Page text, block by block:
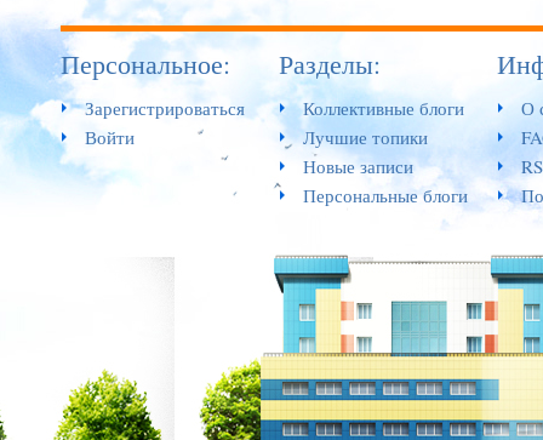
Персональное:
Зарегистрироваться
Войти
Разделы:
Коллективные блоги
Лучшие топики
Новые записи
Персональные блоги
О